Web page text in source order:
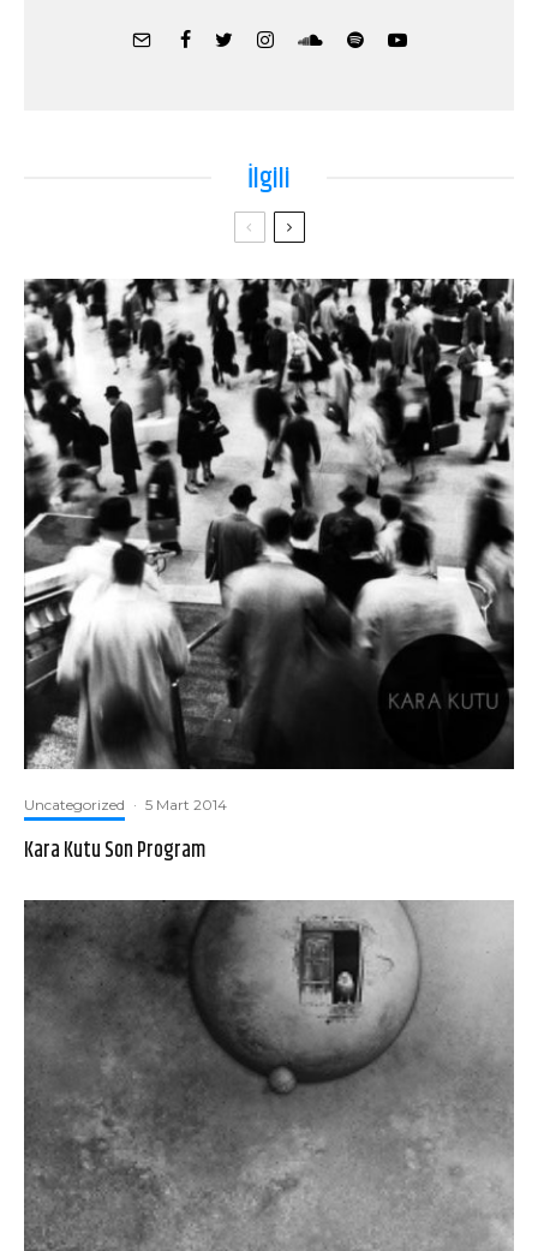
İlgili
Uncategorized · 5 Mart 2014
Kara Kutu Son Program